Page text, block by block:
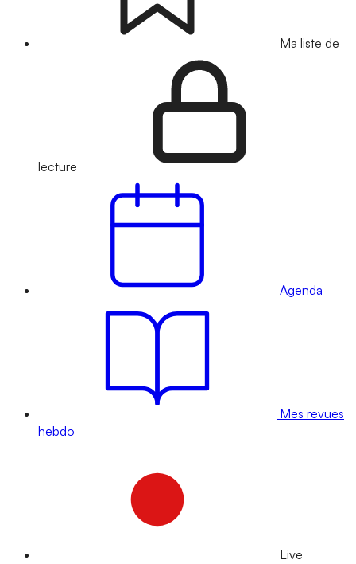
Ma liste de
lecture
Agenda
Mes revues
hebdo
Live